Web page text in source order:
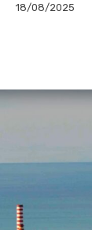
18/08/2025